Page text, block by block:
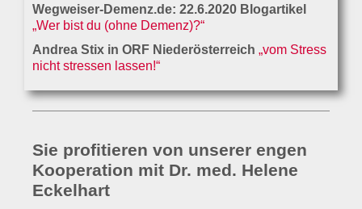
Wegweiser-Demenz.de: 22.6.2020 Blogartikel
„Wer bist du (ohne Demenz)?“
Andrea Stix in ORF Niederösterreich „vom Stress
nicht stressen lassen!“
Sie profitieren von unserer engen
Kooperation mit Dr. med. Helene
Eckelhart